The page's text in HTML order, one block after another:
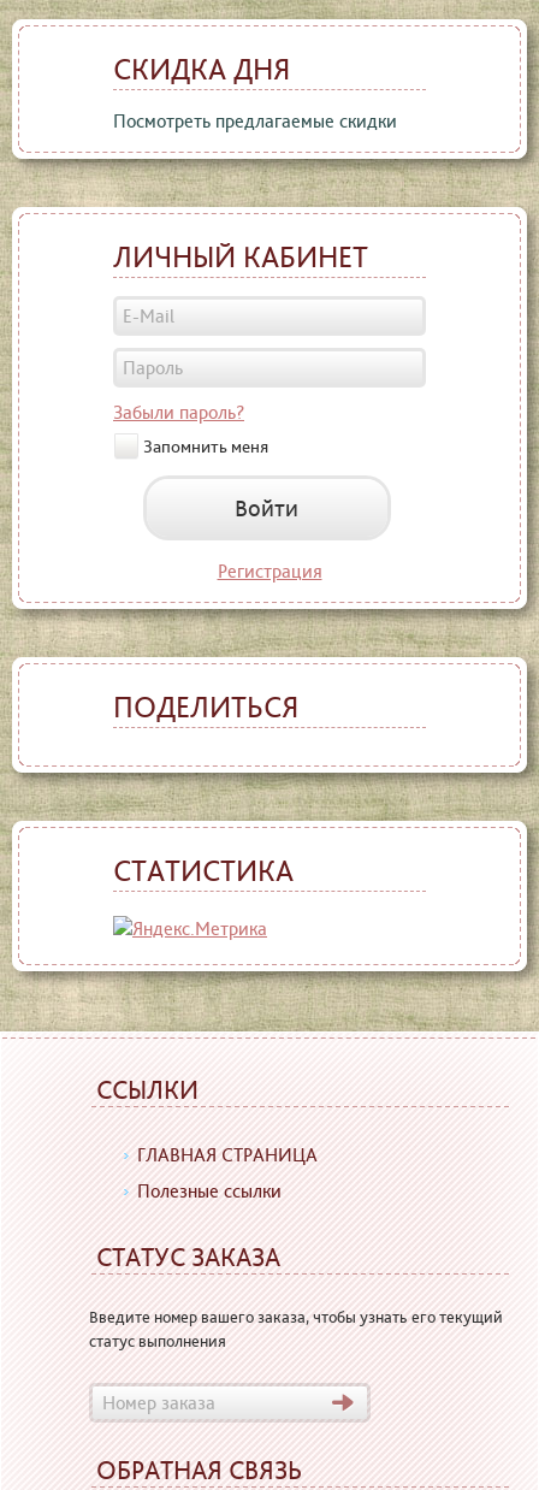
СКИДКА ДНЯ
Посмотреть предлагаемые скидки
ЛИЧНЫЙ КАБИНЕТ
Забыли пароль?
Запомнить меня
Войти
Регистрация
ПОДЕЛИТЬСЯ
СТАТИСТИКА
ССЫЛКИ
ГЛАВНАЯ СТРАНИЦА
Полезные ссылки
СТАТУС ЗАКАЗА
Введите номер вашего заказа, чтобы узнать его текущий
статус выполнения
ОБРАТНАЯ СВЯЗЬ